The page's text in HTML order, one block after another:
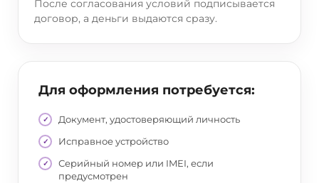
После согласования условий подписывается
договор, а деньги выдаются сразу.
Для оформления потребуется:
Документ, удостоверяющий личность
Исправное устройство
Серийный номер или IMEI, если
предусмотрен